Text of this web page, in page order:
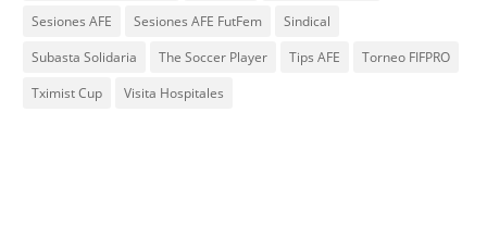
Sesiones AFE
Sesiones AFE FutFem
Sindical
Subasta Solidaria
The Soccer Player Tips AFE
Torneo FIFPRO
Tximist Cup
Visita Hospitales